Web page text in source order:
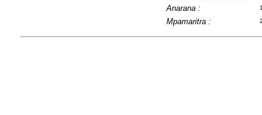
Anarana :
Mpamaritra :